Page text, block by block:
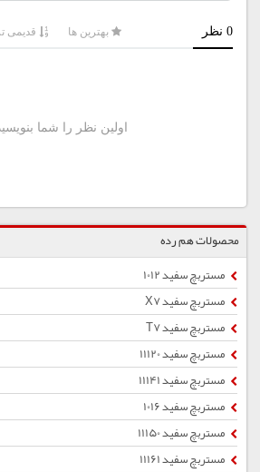
محصولات هم رده
مستربچ سفید 1012
مستربچ سفید X7
مستربچ سفید T7
مستربچ سفید 11120
مستربچ سفید 11141
مستربچ سفید 1016
مستربچ سفید 11150
مستربچ سفید 11161